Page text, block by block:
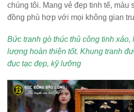
chúng tôi. Mang vẻ đẹp tinh tế, màu
đồng phù hợp với mọi không gian
Bức tranh gò thúc thủ công tinh xảo,
lượng hoàn thiện tốt. Khung tranh
đục tạc đẹp, kỹ lưỡng